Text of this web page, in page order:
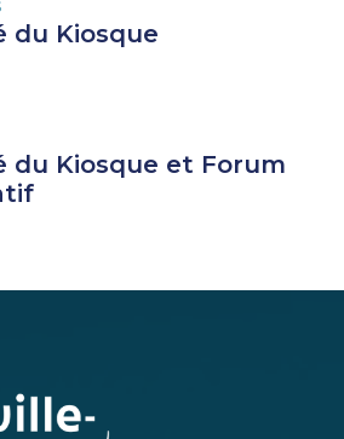
du Kiosque
du Kiosque et Forum